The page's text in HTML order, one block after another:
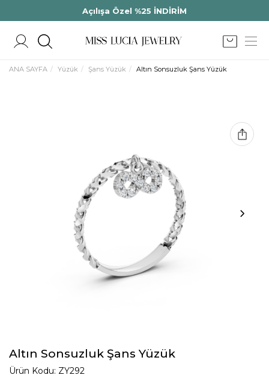
Açılışa Özel %25 İNDİRİM
ANA SAYFA Yüzük Şans Yüzük Altın Sonsuzluk Şans Yüzük
Altın Sonsuzluk Şans Yüzük
Ürün Kodu: ZY292